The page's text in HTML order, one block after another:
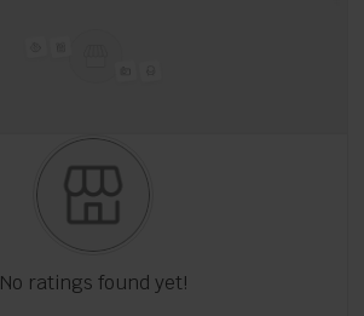
No ratings found yet!